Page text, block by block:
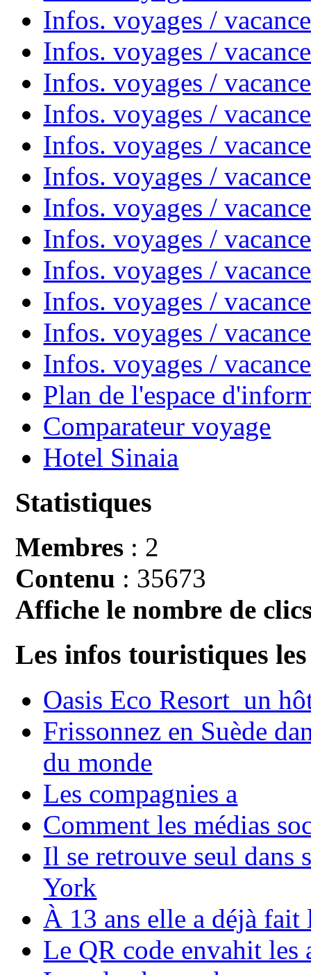
Infos. voyages /
Infos. voyages /
Infos. voyages /
Infos. voyages /
Infos. voyages /
Infos. voyages /
Infos. voyages /
Infos. voyages /
Infos. voyages /
Infos. voyages /
Infos. voyages /
Infos. voyages /
Plan de l'espace
Comparateur voyage
Hotel Sinaia
Statistiques
Membres : 2
Contenu : 35673
Affiche le nombre de
Les infos touristiques
Oasis Eco Resort un
Frissonnez en Suède
du monde
Les compagnies a
Comment les médias
Il se retrouve seul dans
York
À 13 ans elle a déjà
Le QR code envahit les